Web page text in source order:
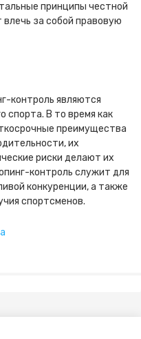
принципы честной
за собой правовую
контроль являются
спорта. В то время как
преимущества
их
риски делают их
контроль служит для
конкуренции, а также
спортсменов.